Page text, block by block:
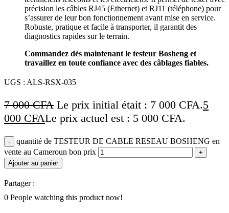
précision les câbles RJ45 (Ethernet) et RJ11 (téléphone) pour
s’assurer de leur bon fonctionnement avant mise en service.
Robuste, pratique et facile à transporter, il garantit des
diagnostics rapides sur le terrain.
Commandez dès maintenant le testeur Bosheng et
travaillez en toute confiance avec des câblages fiables.
UGS : ALS-RSX-035
7 000CFA Le prix initial était : 7 000 CFA.5
000 CFALe prix actuel est : 5 000 CFA.
quantité de TESTEUR DE CABLE RESEAU BOSHENG en
vente au Cameroun bon prix
Ajouter au panier
Partager :
0 People watching this product now!